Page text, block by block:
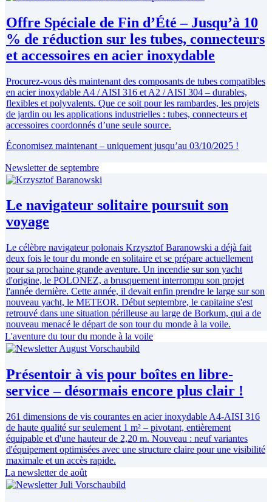
Offre Spéciale de Fin d’Été – Jusqu’à 10
% de réduction sur les tubes, connecteurs
et accessoires en acier inoxydable
Procurez-vous dès maintenant des composants de tubes compatibles
en acier inoxydable A4 / AISI 316 et A2 / AISI 304 – durables,
flexibles et polyvalents. Que ce soit pour les rambardes, les projets
de jardin ou les applications industrielles : tubes, connecteurs et
accessoires coordonnés d’une seule source.
Économisez maintenant – uniquement jusqu’au 03/10/2025 !
Newsletter de septembre
Le navigateur solitaire poursuit son
voyage
Le célèbre navigateur polonais Krzysztof Baranowski a déjà fait
deux fois le tour du monde en solitaire et se prépare actuellement
pour sa prochaine grande aventure. Un incendie sur son yacht
d'origine, le POLONEZ, a brusquement interrompu son projet
l'année dernière. Cette année, il devait enfin prendre le large sur son
nouveau yacht, le METEOR. Début septembre, le capitaine s'est
retrouvé dans une situation périlleuse au large de Borkum, qui a de
nouveau menacé le départ de son tour du monde à la voile.
L'aventure du tour du monde à la voile
Présentoir à vis pour boîtes en libre-
service – désormais encore plus clair !
261 dimensions de vis courantes en acier inoxydable A4-AISI 316
de haute qualité sur seulement 1 m² – pivotant, entièrement
équipable et d'une hauteur de 2,20 m. Nouveau : neuf variantes
d'équipement optimisées avec une structure claire pour une visibilité
maximale et un accès rapide.
La newsletter de août